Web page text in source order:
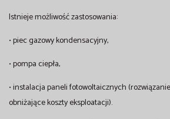
Istnieje możliwość zastosowania:
• piec gazowy kondensacyjny,
• pompa ciepła,
• instalacja paneli fotowoltaicznych
obniżające koszty eksploatacji).